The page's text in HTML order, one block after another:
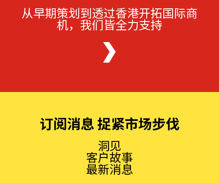
从早期策划到透过香港开拓国际商
机，我们皆全力支持
订阅消息 捉紧市场步伐
洞见
客户故事
最新消息